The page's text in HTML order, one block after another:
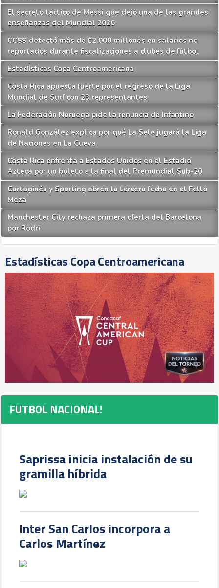
El secreto táctico de Messi que dejó una de las grandes
enseñanzas del Mundial 2026
CCSS detectó más de ₡2.000 millones en salarios no
reportados durante fiscalizaciones a clubes de fútbol
Estadísticas Copa Centroamericana
Costa Rica apuesta fuerte por el regreso de la Liga
Mundial de Surf con 23 representantes
La Federación Noruega pide la renuncia de Infantino
Ronald González explica por qué La Sele jugará la Liga
de Naciones en La Cueva
Costa Rica enfrenta a Estados Unidos en el Estadio
Azteca por un boleto a la final del Premundial Sub-20
Cartaginés y Sporting abren la tercera fecha en el Fello
Meza
Manchester City rechaza primera oferta del Barcelona
por Rodri
Estadísticas Copa Centroamericana
FUTBOL NACIONAL!
Saprissa inicia instalación de su
gramilla híbrida
Inter San Carlos incorpora a
Carlos Martínez